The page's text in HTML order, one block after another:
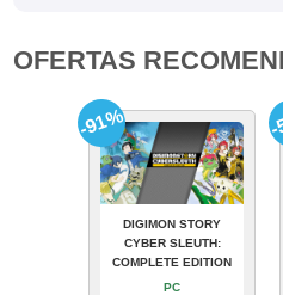
OFERTAS
DIGIMON STORY
CYBER SLEUTH:
COMPLETE EDITION
PC
-91% -